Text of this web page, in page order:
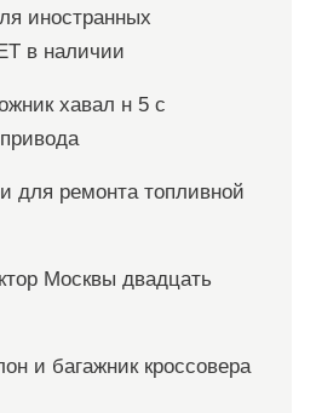
иностранных
в наличии
хавал н 5 с
для ремонта топливной
Москвы двадцать
и багажник кроссовера